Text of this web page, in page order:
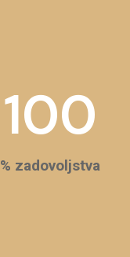
100
% zadovoljstva